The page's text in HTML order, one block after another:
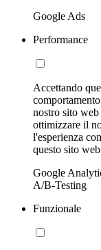
Google Ads
Performance
Accettando
nostro sito
ottimizzare il
l'esperienza
questo sito
Google
A/B-Testing
Funzionale